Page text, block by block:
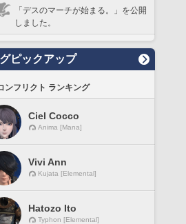
「デスのマーチが始まる。」を公開
しました。
ピックアップ
ンフリクト ランキング
Ciel Cocco
Anima [Mana]
Vivi Ann
Kujata [Elemental]
Hatozo Ito
Typhon [Elemental]